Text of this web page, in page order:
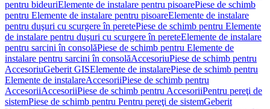
pentru bideuriElemente de instalare pentru pisoarePiese de schimb
pentru Elemente de instalare pentru pisoareElemente de instalare
pentru duşuri cu scurgere în peretePiese de schimb pentru Elemente
de instalare pentru duşuri cu scurgere în pereteElemente de instalare
pentru sarcini în consolăPiese de schimb pentru Elemente de
instalare pentru sarcini în consolăAccesoriuPiese de schimb pentru
AccesoriuGeberit GISElemente de instalarePiese de schimb pentru
Elemente de instalareAccesoriiPiese de schimb pentru
AccesoriiAccesoriiPiese de schimb pentru AccesoriiPentru pereţi de
sistemPiese de schimb pentru Pentru pereţi de sistemGeberit